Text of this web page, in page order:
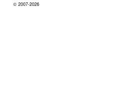
© 2007-2026